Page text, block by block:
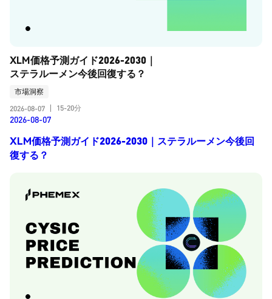
XLM価格予測ガイド2026-2030｜
ステラルーメン今後回復する？
市場洞察
2026-08-07
15-20分
2026-08-07
XLM価格予測ガイド2026-2030｜ステラルーメン今後回
復する？